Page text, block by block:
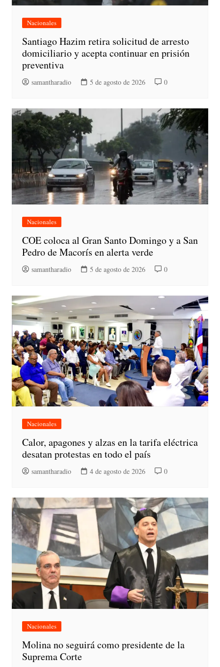
Nacionales
Santiago Hazim retira solicitud de arresto
domiciliario y acepta continuar en prisión
preventiva
samantharadio 5 de agosto de 2026 0
Nacionales
COE coloca al Gran Santo Domingo y a San
Pedro de Macorís en alerta verde
samantharadio 5 de agosto de 2026 0
Nacionales
Calor, apagones y alzas en la tarifa eléctrica
desatan protestas en todo el país
samantharadio 4 de agosto de 2026 0
Nacionales
Molina no seguirá como presidente de la
Suprema Corte